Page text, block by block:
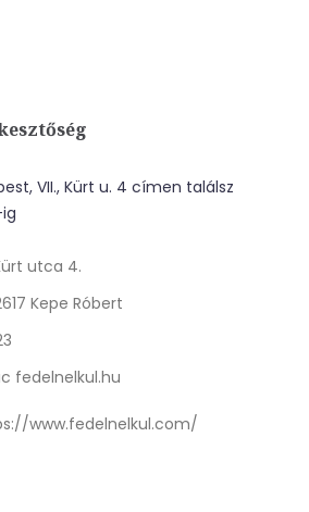
VII., Kürt u. 4 címen találsz
utca 4.
Kepe Róbert
fedelnelkul.hu
www.fedelnelkul.com/